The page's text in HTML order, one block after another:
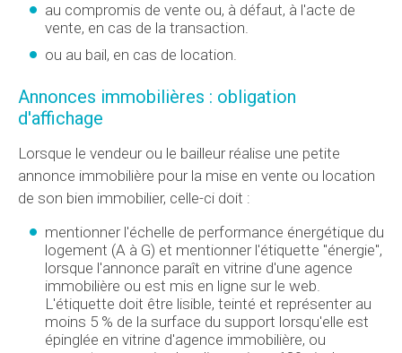
au compromis de vente ou, à défaut, à l'acte de
vente, en cas de la transaction.
ou au bail, en cas de location.
Annonces immobilières : obligation
d'affichage
Lorsque le vendeur ou le bailleur réalise une petite
annonce immobilière pour la mise en vente ou location
de son bien immobilier, celle-ci doit :
mentionner l'échelle de performance énergétique du
logement (A à G) et mentionner l'étiquette "énergie",
lorsque l'annonce paraît en vitrine d'une agence
immobilière ou est mis en ligne sur le web.
L'étiquette doit être lisible, teinté et représenter au
moins 5 % de la surface du support lorsqu'elle est
épinglée en vitrine d'agence immobilière, ou